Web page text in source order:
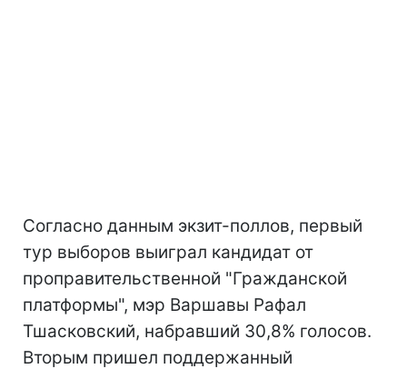
Согласно данным экзит-поллов, первый
тур выборов выиграл кандидат от
проправительственной "Гражданской
платформы", мэр Варшавы Рафал
Тшасковский, набравший 30,8% голосов.
Вторым пришел поддержанный